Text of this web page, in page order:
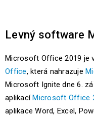
Levný software
Microsoft Office 2019 je
Office, která nahrazuje
Microsoft Ignite dne 6.
aplikacíMicrosoft Office
aplikace Word, Excel,